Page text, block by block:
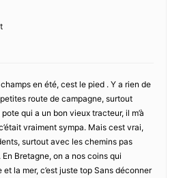
en été, cest le pied . Y a rien de
route de campagne, surtout
qui a un bon vieux tracteur, il m’à
vraiment sympa. Mais cest vrai,
surtout avec les chemins pas
Bretagne, on a nos coins qui
la mer, c’est juste top Sans déconner